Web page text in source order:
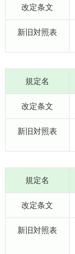
改定条文
新旧対照表
規定名
改定条文
新旧対照表
規定名
改定条文
新旧対照表